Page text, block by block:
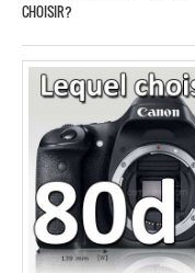
CHOISIR?